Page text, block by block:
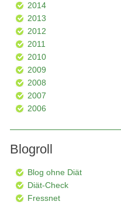
2014
2013
2012
2011
2010
2009
2008
2007
2006
Blogroll
Blog ohne Diät
Diät-Check
Fressnet